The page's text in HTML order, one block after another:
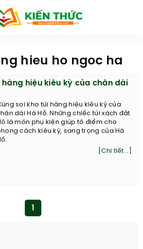
hieu ho ngoc ha
hiệu kiêu kỳ của chân dài
soi kho túi hàng hiệu kiêu kỳ của
dài Hà Hồ. Những chiếc túi xách đắt
là món phụ kiện giúp tô điểm cho
cách kiêu kỳ, sang trọng của Hà
[Chi tiết...]